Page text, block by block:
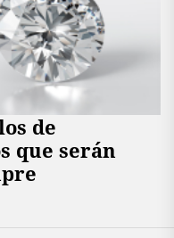
de
que serán